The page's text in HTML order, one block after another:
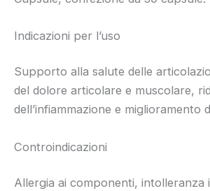
Indicazioni per l’uso
Supporto alla salute delle
del dolore articolare e muscolare,
dell’infiammazione e miglioramento
Controindicazioni
Allergia ai componenti, intolleranza